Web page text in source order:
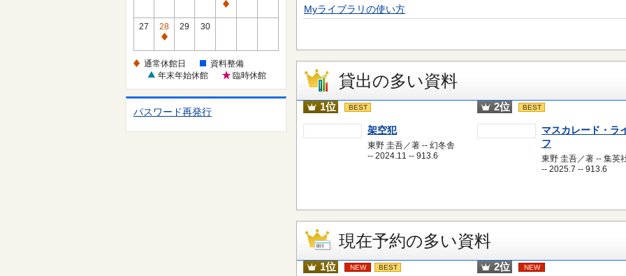
館
日
通
館
日
27
28
通
休
日
29 30
通常休館日
資料整備
年末年始休館
臨時休館
パスワード再発行
Myライブラリの使い方
貸出の多い資料
1位 BEST
架空犯
東野 圭吾／著 -- 幻冬舎
-- 2024.11 -- 913.6
2位 BEST
マスカレード・ラ
フ
東野 圭吾／著 -- 集英
-- 2025.7 -- 913.6
現在予約の多い資料
1位 NEW BEST 2位 NEW